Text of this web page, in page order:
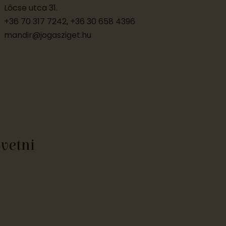
Lőcse utca 31.
+36 70 317 7242, +36 30 658 4396
mandir@jogasziget.hu